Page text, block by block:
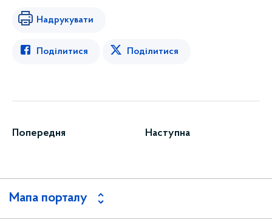
Надрукувати
Поділитися Поділитися
Попередня Наступна
Мапа порталу